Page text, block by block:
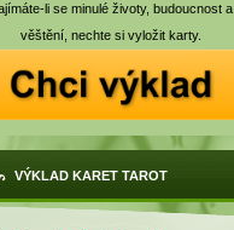
li se minulé životy, budoucnost a
věštění, nechte si vyložit karty.
VÝKLAD KARET TAROT